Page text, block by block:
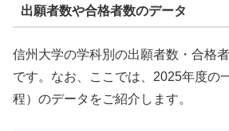
出願者数や合格者数のデータ
信州大学の学科別の出願者数・合格
です。なお、ここでは、2025年度の
程）のデータをご紹介します。